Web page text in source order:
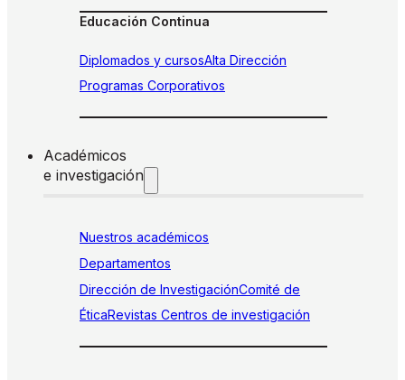
Educación Continua
Diplomados y cursosAlta Dirección
Programas Corporativos
Académicos
e investigación
Nuestros académicos
Departamentos
Dirección de InvestigaciónComité de
ÉticaRevistas Centros de investigación